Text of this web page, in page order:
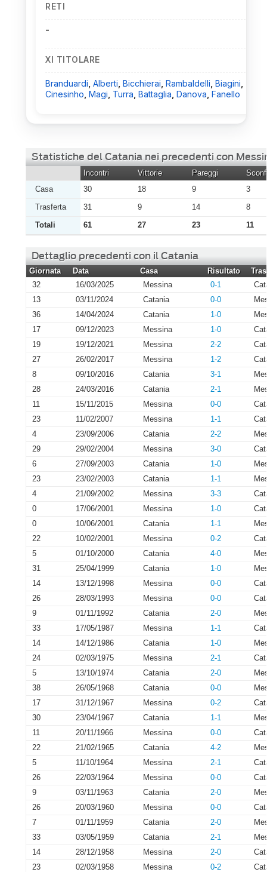
RETI
-
XI TITOLARE
Branduardi Alberti Bicchierai Rambaldelli Biagini
Cinesinho Magi Turra Battaglia Danova Fanello
Statistiche del Catania nei precedenti con
Incontri Vittorie Pareggi
Casa
30 18 9
3
Trasferta
31 9 14
8
Totali
61 27 23 11
Dettaglio precedenti con il Catania
Giornata Data Casa Risultato
32
16/03/2025 Messina 0-1
13
03/11/2024 Catania 0-0
36
14/04/2024 Catania 1-0
17
09/12/2023 Messina 1-0
19
19/12/2021 Messina 2-2
27
26/02/2017 Messina 1-2
8
09/10/2016 Catania 3-1
28
24/03/2016 Catania 2-1
11
15/11/2015 Messina 0-0
23
11/02/2007 Messina 1-1
4
23/09/2006 Catania 2-2
29
29/02/2004 Messina 3-0
6
27/09/2003 Catania 1-0
23
23/02/2003 Catania 1-1
4
21/09/2002 Messina 3-3
0
17/06/2001 Messina 1-0
0
10/06/2001 Catania 1-1
22
10/02/2001 Messina 0-2
5
01/10/2000 Catania 4-0
31
25/04/1999 Catania 1-0
14
13/12/1998 Messina 0-0
26
28/03/1993 Messina 0-0
9
01/11/1992 Catania 2-0
33
17/05/1987 Messina 1-1
14
14/12/1986 Catania 1-0
24
02/03/1975 Messina 2-1
5
13/10/1974 Catania 2-0
38
26/05/1968 Catania 0-0
17
31/12/1967 Messina 0-2
30
23/04/1967 Catania 1-1
11
20/11/1966 Messina 0-0
22
21/02/1965 Catania 4-2
5
11/10/1964 Messina 2-1
26
22/03/1964 Messina 0-0
9
03/11/1963 Catania 2-0
26
20/03/1960 Messina 0-0
7
01/11/1959 Catania 2-0
33
03/05/1959 Catania 2-1
14
28/12/1958 Messina 2-0
23
02/03/1958 Messina 0-2